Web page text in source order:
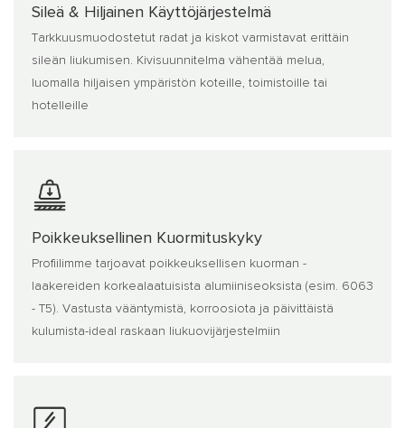
Sileä & Hiljainen Käyttöjärjestelmä
Tarkkuusmuodostetut radat ja kiskot varmistavat erittäin
sileän liukumisen. Kivisuunnitelma vähentää melua,
luomalla hiljaisen ympäristön koteille, toimistoille tai
hotelleille
Poikkeuksellinen Kuormituskyky
Profiilimme tarjoavat poikkeuksellisen kuorman -
laakereiden korkealaatuisista alumiiniseoksista (esim. 6063
- T5). Vastusta vääntymistä, korroosiota ja päivittäistä
kulumista-ideal raskaan liukuovijärjestelmiin